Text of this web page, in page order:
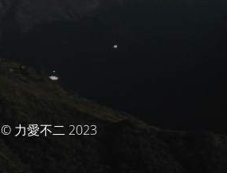
© 力愛不二 2023